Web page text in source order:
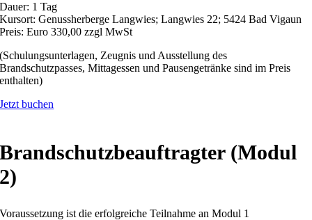
Dauer: 1 Tag
Kursort: Genussherberge Langwies; Langwies 22; 5424 Bad Vigaun
Preis: Euro 330,00 zzgl MwSt
(Schulungsunterlagen, Zeugnis und Ausstellung des
Brandschutzpasses, Mittagessen und Pausengetränke sind im Preis
enthalten)
Jetzt buchen
Brandschutzbeauftragter (Modul
2)
Voraussetzung ist die erfolgreiche Teilnahme an Modul 1